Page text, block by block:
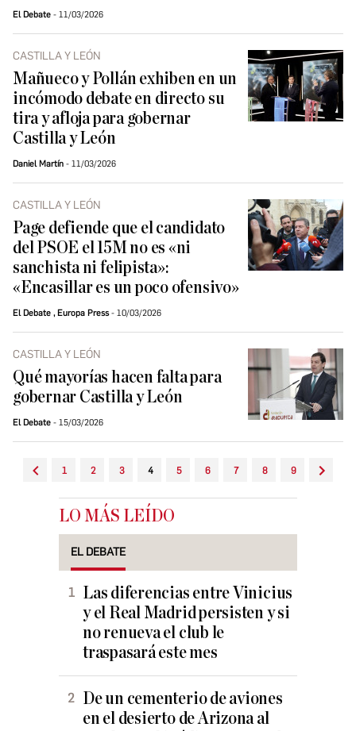
El Debate 11/03/2026
CASTILLA Y LEÓN
Mañueco y Pollán exhiben en un
incómodo debate en directo su
tira y afloja para gobernar
Castilla y León
Daniel Martín 11/03/2026
CASTILLA Y LEÓN
Page defiende que el candidato
del PSOE el 15M no es «ni
sanchista ni felipista»:
«Encasillar es un poco ofensivo»
El Debate , Europa Press 10/03/2026
CASTILLA Y LEÓN
Qué mayorías hacen falta para
gobernar Castilla y León
El Debate 15/03/2026
1 2 3 4 5 6 7 8 9
LO MÁS LEÍDO
EL DEBATE
Las diferencias entre Vinicius
y el Real Madrid persisten y si
no renueva el club le
traspasará este mes
De un cementerio de aviones
en el desierto de Arizona al